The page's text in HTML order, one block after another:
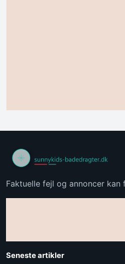
Faktuelle fejl og annoncer kan
Seneste artikler